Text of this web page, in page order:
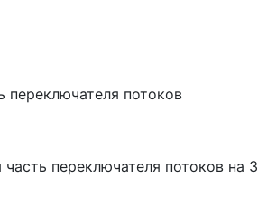
переключателя потоков
переключателя потоков на 3